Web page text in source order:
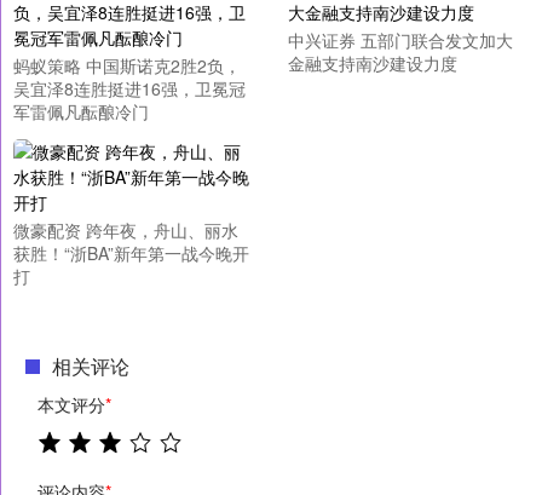
蚂蚁策略 中国斯诺克2胜2负，
吴宜泽8连胜挺进16强，卫冕冠
军雷佩凡酝酿冷门
中兴证券 五部门联合发文加大
金融支持南沙建设力度
微豪配资 跨年夜，舟山、丽水
获胜！“浙BA”新年第一战今晚开
打
相关评论
本文评分*